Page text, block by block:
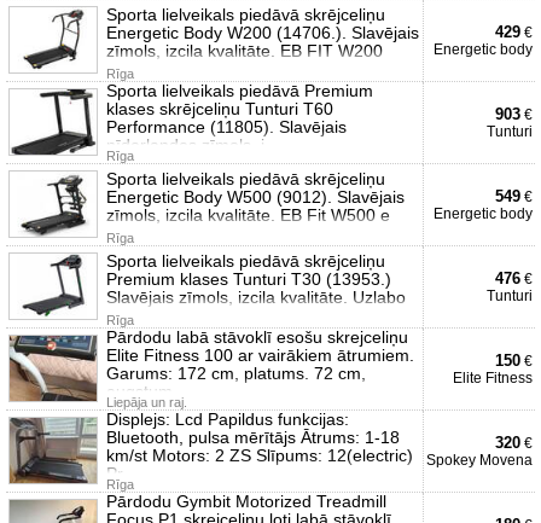
Sporta lielveikals piedāvā skrējceliņu
Energetic Body W200 (14706.). Slavējais
zīmols, izcila kvalitāte. EB FIT W200
Rīga
429 €
Energetic body
Sporta lielveikals piedāvā Premium
klases skrējceliņu Tunturi T60
Performance (11805). Slavējais
nīderlandes zīmols, i
Rīga
903 €
Tunturi
Sporta lielveikals piedāvā skrējceliņu
Energetic Body W500 (9012). Slavējais
zīmols, izcila kvalitāte. EB Fit W500 e
Rīga
549 €
Energetic body
Sporta lielveikals piedāvā skrējceliņu
Premium klases Tunturi T30 (13953.)
Slavējais zīmols, izcila kvalitāte. Uzlabo
Rīga
476 €
Tunturi
Pārdodu labā stāvoklī esošu skrejceliņu
Elite Fitness 100 ar vairākiem ātrumiem.
Garums: 172 cm, platums. 72 cm,
augstum
Liepāja un raj.
150 €
Elite Fitness
Displejs: Lcd Papildus funkcijas:
Bluetooth, pulsa mērītājs Ātrums: 1-18
km/st Motors: 2 ZS Slīpums: 12(electric)
Pr
Rīga
320 €
Spokey Movena
Pārdodu Gymbit Motorized Treadmill